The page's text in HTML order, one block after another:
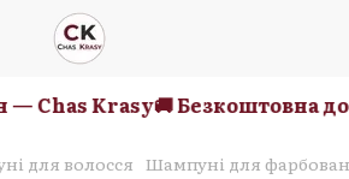
Krasy🚚 Безкоштовна
для волосся Шампуні для